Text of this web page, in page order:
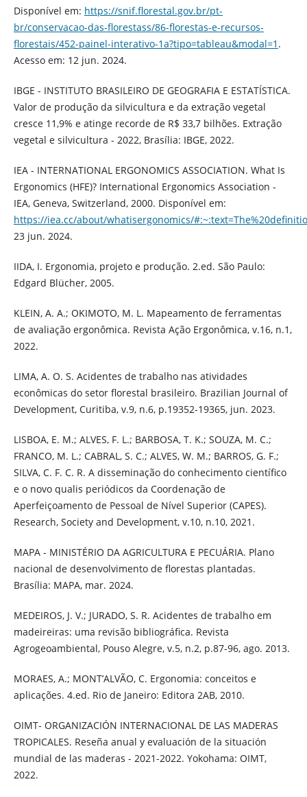
Disponível em: https://snif.florestal.gov.br/pt-
br/conservacao-das-florestass/86-florestas-e-recursos-
florestais/452-painel-interativo-1a?tipo=tableau&modal=1 .
Acesso em: 12 jun. 2024.
IBGE - INSTITUTO BRASILEIRO DE GEOGRAFIA E ESTATÍSTICA.
Valor de produção da silvicultura e da extração vegetal
cresce 11,9% e atinge recorde de R$ 33,7 bilhões. Extração
vegetal e silvicultura - 2022, Brasília: IBGE, 2022.
IEA - INTERNATIONAL ERGONOMICS ASSOCIATION. What Is
Ergonomics (HFE)? International Ergonomics Association -
IEA, Geneva, Switzerland, 2000. Disponível em:
https://iea.cc/about/whatisergonomics/
23 jun. 2024.
IIDA, I. Ergonomia, projeto e produção. 2.ed. São Paulo:
Edgard Blücher, 2005.
KLEIN, A. A.; OKIMOTO, M. L. Mapeamento de ferramentas
de avaliação ergonômica. Revista Ação Ergonômica, v.16, n.1,
2022.
LIMA, A. O. S. Acidentes de trabalho nas atividades
econômicas do setor florestal brasileiro. Brazilian Journal of
Development, Curitiba, v.9, n.6, p.19352-19365, jun. 2023.
LISBOA, E. M.; ALVES, F. L.; BARBOSA, T. K.; SOUZA, M. C.;
FRANCO, M. L.; CABRAL, S. C.; ALVES, W. M.; BARROS, G. F.;
SILVA, C. F. C. R. A disseminação do conhecimento científico
e o novo qualis periódicos da Coordenação de
Aperfeiçoamento de Pessoal de Nível Superior (CAPES).
Research, Society and Development, v.10, n.10, 2021.
MAPA - MINISTÉRIO DA AGRICULTURA E PECUÁRIA. Plano
nacional de desenvolvimento de florestas plantadas.
Brasília: MAPA, mar. 2024.
MEDEIROS, J. V.; JURADO, S. R. Acidentes de trabalho em
madeireiras: uma revisão bibliográfica. Revista
Agrogeoambiental, Pouso Alegre, v.5, n.2, p.87-96, ago. 2013.
MORAES, A.; MONT’ALVÃO, C. Ergonomia: conceitos e
aplicações. 4.ed. Rio de Janeiro: Editora 2AB, 2010.
OIMT- ORGANIZACIÓN INTERNACIONAL DE LAS MADERAS
TROPICALES. Reseña anual y evaluación de la situación
mundial de las maderas - 2021-2022. Yokohama: OIMT,
2022.